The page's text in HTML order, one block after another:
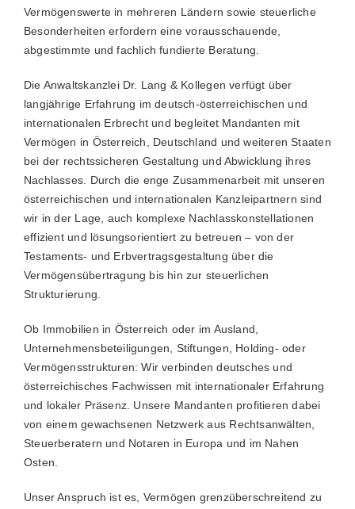
Vermögenswerte in mehreren Ländern sowie steuerliche
Besonderheiten erfordern eine vorausschauende,
abgestimmte und fachlich fundierte Beratung.
Die Anwaltskanzlei Dr. Lang & Kollegen verfügt über
langjährige Erfahrung im deutsch-österreichischen und
internationalen Erbrecht und begleitet Mandanten mit
Vermögen in Österreich, Deutschland und weiteren Staaten
bei der rechtssicheren Gestaltung und Abwicklung ihres
Nachlasses. Durch die enge Zusammenarbeit mit unseren
österreichischen und internationalen Kanzleipartnern sind
wir in der Lage, auch komplexe Nachlasskonstellationen
effizient und lösungsorientiert zu betreuen – von der
Testaments- und Erbvertragsgestaltung über die
Vermögensübertragung bis hin zur steuerlichen
Strukturierung.
Ob Immobilien in Österreich oder im Ausland,
Unternehmensbeteiligungen, Stiftungen, Holding- oder
Vermögensstrukturen: Wir verbinden deutsches und
österreichisches Fachwissen mit internationaler Erfahrung
und lokaler Präsenz. Unsere Mandanten profitieren dabei
von einem gewachsenen Netzwerk aus Rechtsanwälten,
Steuerberatern und Notaren in Europa und im Nahen
Osten.
Unser Anspruch ist es, Vermögen grenzüberschreitend zu